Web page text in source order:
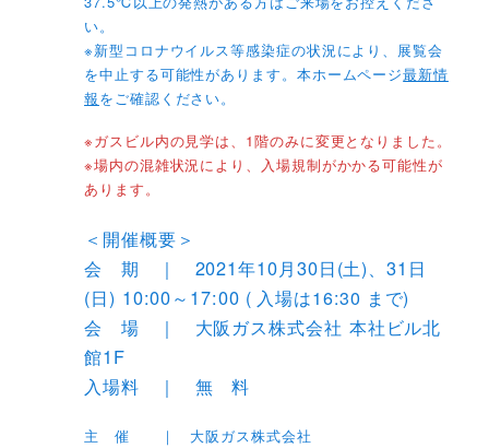
い。
※新型コロナウイルス等感染症の状況により、展覧会
を中止する可能性があります。本ホームページ最新情
報をご確認ください。
※ガスビル内の見学は、1階のみに変更となりました。
※場内の混雑状況により、入場規制がかかる可能性が
あります。
＜開催概要＞
会 期 ｜ 2021年10月30日(土)、31日
(日) 10:00～17:00 ( 入場は16:30 まで)
会 場 ｜ 大阪ガス株式会社 本社ビル北
館1F
入場料 ｜ 無 料
主 催 ｜ 大阪ガス株式会社